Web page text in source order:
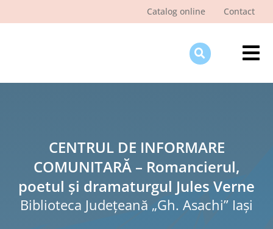
Catalog online Contact
CENTRUL DE INFORMARE
COMUNITARĂ – Romancierul,
poetul şi dramaturgul Jules Verne
Biblioteca Judeţeană „Gh. Asachi” Iaşi